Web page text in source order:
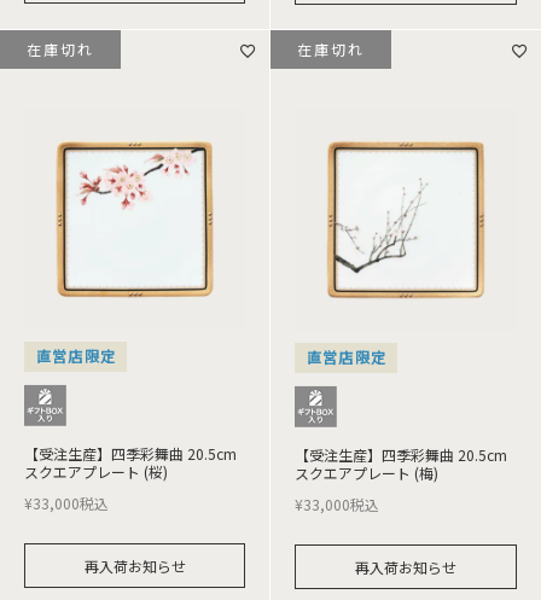
直営店限定
【受注生産】四季彩舞曲 20.5cm
スクエアプレート (桜)
¥33,000税込
再入荷お知らせ
在庫切れ
直営店限定
【受注生産】四季彩舞曲 20.5cm
スクエアプレート (梅)
¥33,000税込
再入荷お知らせ
在庫切れ